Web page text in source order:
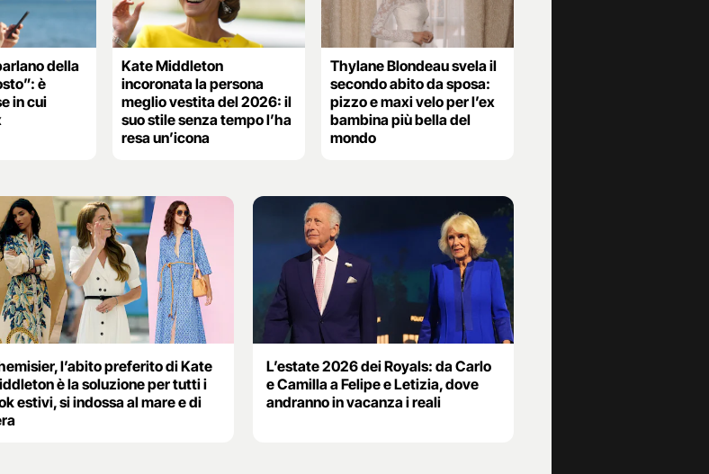
della
è
in cui
Kate Middleton
incoronata la persona
meglio vestita del 2026: il
suo stile senza tempo l’ha
resa un’icona
Thylane Blondeau svela il
secondo abito da sposa:
pizzo e maxi velo per l’ex
bambina più bella del
mondo
l’abito preferito di Kate
è la soluzione per tutti i
estivi, si indossa al mare e di
L’estate 2026 dei Royals: da Carlo
e Camilla a Felipe e Letizia, dove
andranno in vacanza i reali